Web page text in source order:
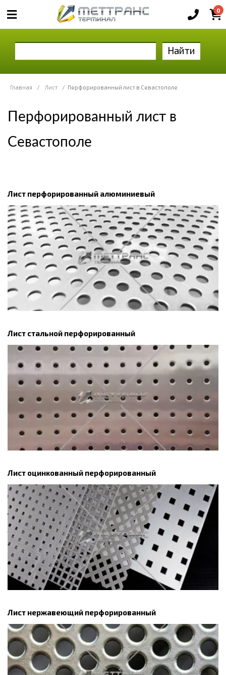
0
Найти
Главная / Лист / Перфорированный лист в Севастополе
Перфорированный лист в
Севастополе
Лист перфорированный алюминиевый
Лист стальной перфорированный
Лист оцинкованный перфорированный
Лист нержавеющий перфорированный